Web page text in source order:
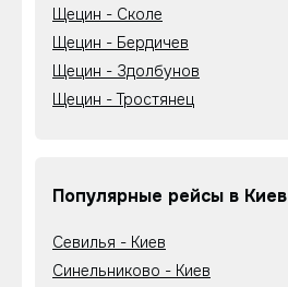
Щецин - Сколе
Щецин - Бердичев
Щецин - Здолбунов
Щецин - Тростянец
Популярные рейсы в Киев
Севилья - Киев
Синельниково - Киев